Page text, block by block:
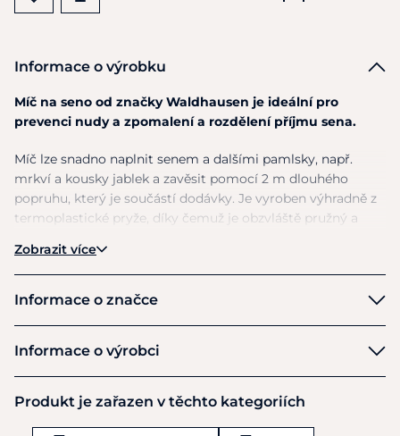
Informace o výrobku
Míč na seno od značky Waldhausen je ideální pro
prevenci nudy a zpomalení a rozdělení příjmu sena.
Míč lze snadno naplnit senem a dalšími pamlsky, např.
mrkví a kousky jablek a zavěsit pomocí 2 m dlouhého
popruhu, který je součástí dodávky. Je vyroben výhradně z
termoplastické pryže, díky čemuž je obzvláště pružný a
Průměr: 22 cm
Zobrazit více
Informace o značce
Waldhausen
Informace o výrobci
Waldhausen GmbH & Co KG
Von Hunefeld Str 53
Produkt je zařazen v těchto kategoriích